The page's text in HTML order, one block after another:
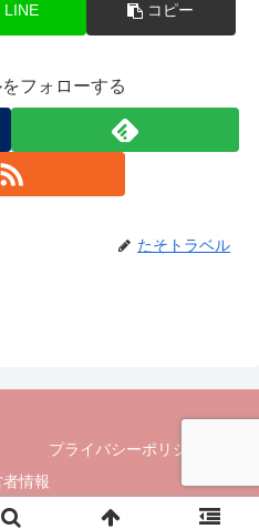
LINE コピー
フォローする
たそトラベル
プライバシーポリシー
情報
ベル All Rights Reserved.